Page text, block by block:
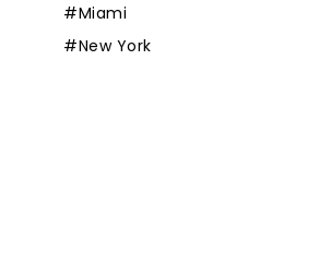
#Miami
#New York